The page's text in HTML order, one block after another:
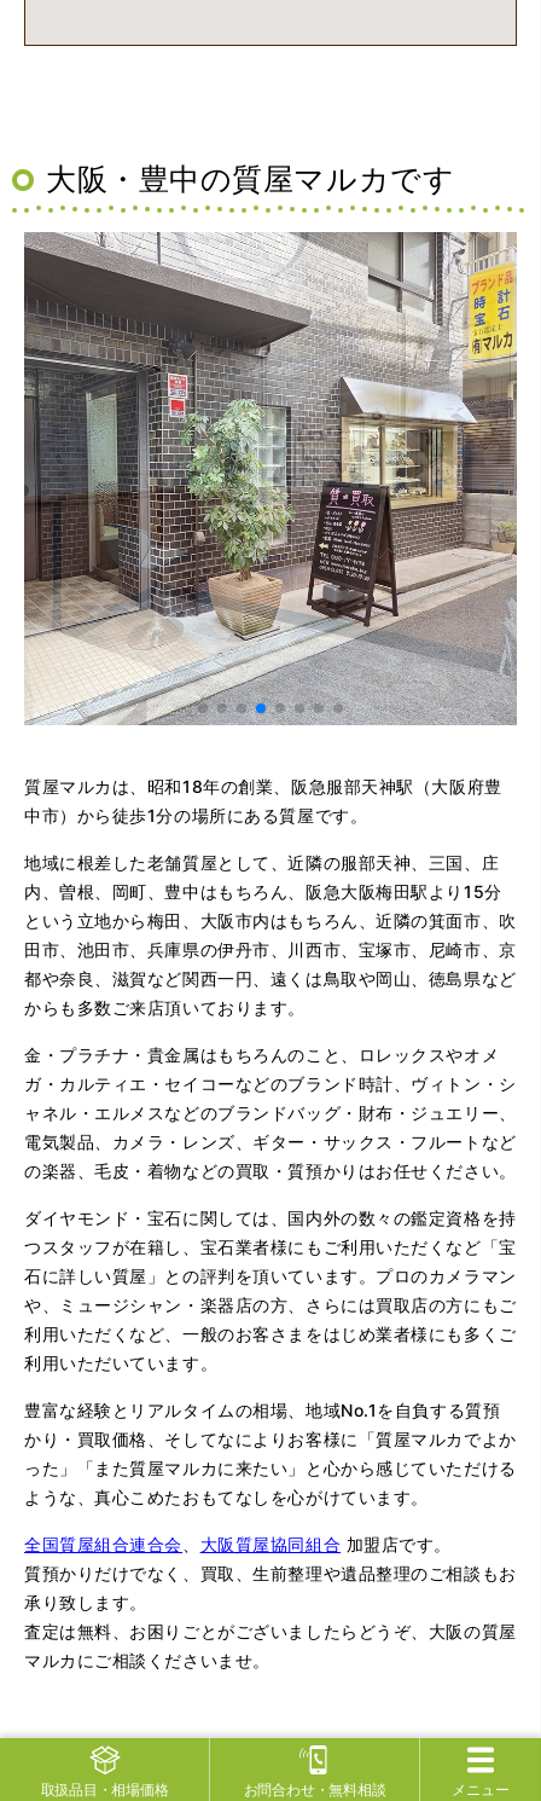
大阪・豊中の質屋マルカです
質屋マルカは、昭和18年の創業、阪急服部天神駅（大阪府豊
中市）から徒歩1分の場所にある質屋です。
地域に根差した老舗質屋として、近隣の服部天神、三国、庄
内、曽根、岡町、豊中はもちろん、阪急大阪梅田駅より15分
という立地から梅田、大阪市内はもちろん、近隣の箕面市、吹
田市、池田市、兵庫県の伊丹市、川西市、宝塚市、尼崎市、京
都や奈良、滋賀など関西一円、遠くは鳥取や岡山、徳島県など
からも多数ご来店頂いております。
金・プラチナ・貴金属はもちろんのこと、ロレックスやオメ
ガ・カルティエ・セイコーなどのブランド時計、ヴィトン・シ
ャネル・エルメスなどのブランドバッグ・財布・ジュエリー、
電気製品、カメラ・レンズ、ギター・サックス・フルートなど
の楽器、毛皮・着物などの買取・質預かりはお任せください。
ダイヤモンド・宝石に関しては、国内外の数々の鑑定資格を持
つスタッフが在籍し、宝石業者様にもご利用いただくなど「宝
石に詳しい質屋」との評判を頂いています。プロのカメラマン
や、ミュージシャン・楽器店の方、さらには買取店の方にもご
利用いただくなど、一般のお客さまをはじめ業者様にも多くご
利用いただいています。
豊富な経験とリアルタイムの相場、地域No.1を自負する質預
かり・買取価格、そしてなによりお客様に「質屋マルカでよか
った」「また質屋マルカに来たい」と心から感じていただける
ような、真心こめたおもてなしを心がけています。
全国質屋組合連合会 大阪質屋協同組合 加盟店です。
質預かりだけでなく、買取、生前整理や遺品整理のご相談もお
承り致します。
査定は無料、お困りごとがございましたらどうぞ、大阪の質屋
マルカにご相談くださいませ。
社名
取扱品目 ・相場価格 お問合わせ・無料相談 メニュー